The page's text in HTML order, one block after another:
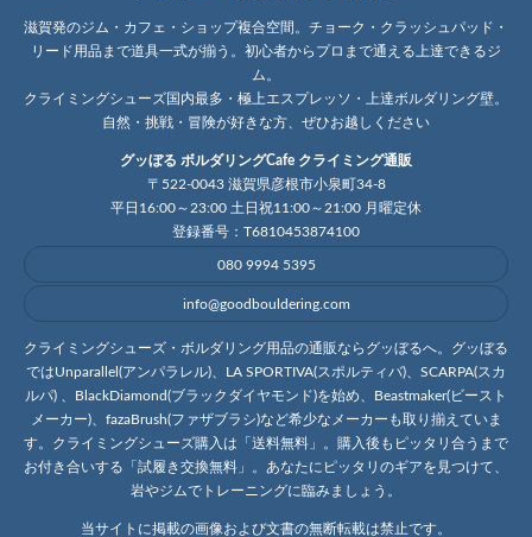
滋賀発のジム・カフェ・ショップ複合空間。チョーク・クラッシュパッド・
リード用品まで道具一式が揃う。初心者からプロまで通える上達できるジ
ム。
クライミングシューズ国内最多・極上エスプレッソ・上達ボルダリング壁。
自然・挑戦・冒険が好きな方、ぜひお越しください
グッぼる ボルダリングCafe クライミング通販
〒522-0043 滋賀県彦根市小泉町34-8
平日16:00～23:00 土日祝11:00～21:00 月曜定休
登録番号：T6810453874100
080 9994 5395
info@goodbouldering.com
クライミングシューズ・ボルダリング用品の通販ならグッぼるへ。グッぼる
ではUnparallel(アンパラレル)、LA SPORTIVA(スポルティバ)、SCARPA(スカ
ルパ) 、BlackDiamond(ブラックダイヤモンド)を始め、Beastmaker(ビースト
メーカー)、fazaBrush(ファザブラシ)など希少なメーカーも取り揃えていま
す。クライミングシューズ購入は「送料無料」。購入後もピッタリ合うまで
お付き合いする「試履き交換無料」。あなたにピッタリのギアを見つけて、
岩やジムでトレーニングに臨みましょう。
当サイトに掲載の画像および文書の無断転載は禁止です。